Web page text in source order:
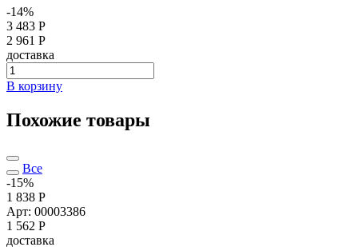
-14%
3 483 Р
2 961 Р
доставка
В корзину
Похожие товары
Все
-15%
1 838 Р
Арт: 00003386
1 562 Р
доставка